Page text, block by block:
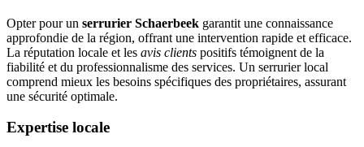
Opter pour un serrurier Schaerbeek garantit une connaissance
approfondie de la région, offrant une intervention rapide et efficace.
La réputation locale et les avis clients positifs témoignent de la
fiabilité et du professionnalisme des services. Un serrurier local
comprend mieux les besoins spécifiques des propriétaires, assurant
une sécurité optimale.
Expertise locale